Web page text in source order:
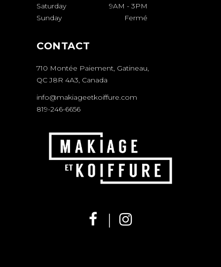
CONTACT
710 Montée Paiement, Gatineau,
QC J8R 4A3, Canada
info@makiageetkoiffure.com
819-246-6656
Saturday
9AM - 3PM
Sunday
Fermé